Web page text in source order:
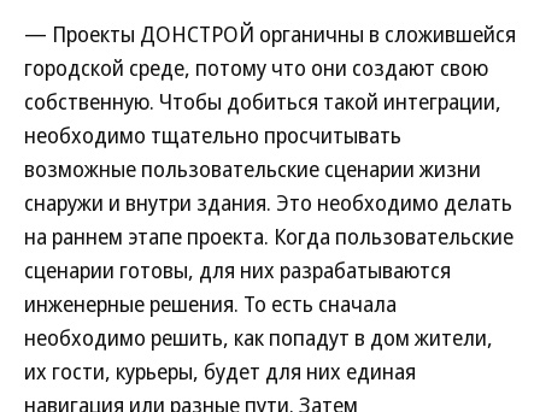
— Проекты ДОНСТРОЙ органичны в сложившейся
городской среде, потому что они создают свою
собственную. Чтобы добиться такой интеграции,
необходимо тщательно просчитывать
возможные пользовательские сценарии жизни
снаружи и внутри здания. Это необходимо делать
на раннем этапе проекта. Когда пользовательские
сценарии готовы, для них разрабатываются
инженерные решения. То есть сначала
необходимо решить, как попадут в дом жители,
их гости, курьеры, будет для них единая
навигация или разные пути. Затем